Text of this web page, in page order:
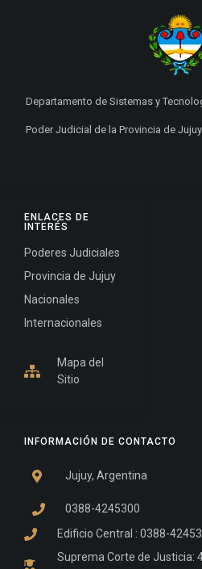
INFORMACIÓN DE CONTACTO
Jujuy, Argentina
0388-4245300
Edificio Central : 0388-
Suprema Corte de Justicia:
ENLACES DE
INTERÉS
Poderes Judiciales
Provincia de Jujuy
Nacionales
Internacionales
Mapa del
Sitio
Departamento de Sistemas y
Poder Judicial de la Provincia de Jujuy